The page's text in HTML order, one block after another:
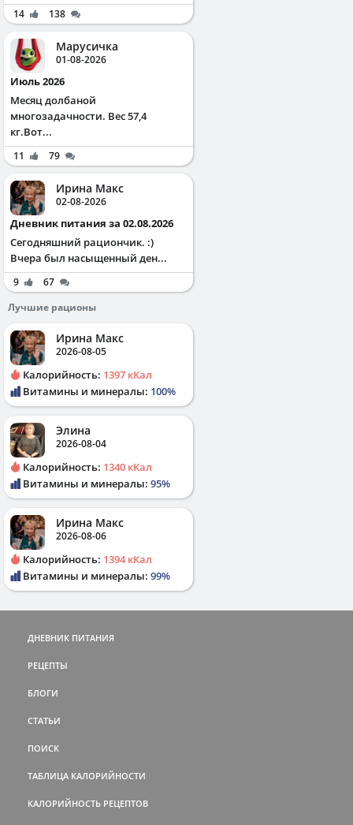
14 138
Марусичка
01-08-2026
Июль 2026
Месяц долбаной
многозадачности. Вес 57,4
кг.Вот...
11 79
Ирина Макс
02-08-2026
Дневник питания за 02.08.2026
Сегодняшний рациончик. :)
Вчера был насыщенный ден...
9
67
Лучшие рационы
Ирина Макс
2026-08-05
Калорийность: 1397 кКал
Витамины и минералы: 100%
Элина
2026-08-04
Калорийность: 1340 кКал
Витамины и минералы: 95%
Ирина Макс
2026-08-06
Калорийность: 1394 кКал
Витамины и минералы: 99%
ДНЕВНИК ПИТАНИЯ
РЕЦЕПТЫ
БЛОГИ
СТАТЬИ
ПОИСК
ТАБЛИЦА КАЛОРИЙНОСТИ
КАЛОРИЙНОСТЬ РЕЦЕПТОВ